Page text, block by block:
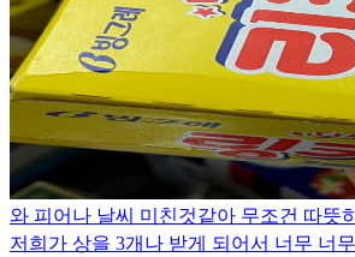
와 피어나 날씨 미친것같아 무조건 따뜻
저희가 상을 3개나 받게 되어서 너무 너